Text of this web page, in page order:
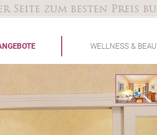
Seite zum besten Preis
WELLNESS &